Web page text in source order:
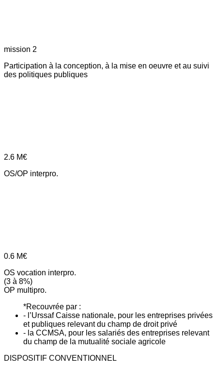
mission 2
Participation à la conception, à la mise en oeuvre et au suivi
des politiques publiques
2.6 M€
OS/OP interpro.
0.6 M€
OS vocation interpro.
(3 à 8%)
OP multipro.
*Recouvrée par :
- l’Urssaf Caisse nationale, pour les entreprises privées
et publiques relevant du champ de droit privé
- la CCMSA, pour les salariés des entreprises relevant
du champ de la mutualité sociale agricole
DISPOSITIF CONVENTIONNEL